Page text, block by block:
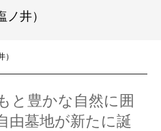
井）
と豊かな自然に囲
由墓地が新たに誕